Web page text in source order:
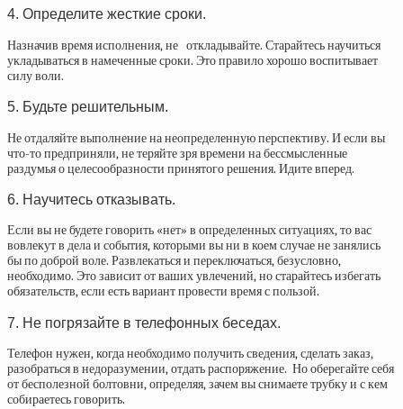
4. Определите жесткие сроки.
Назначив время исполнения, не откладывайте. Старайтесь научиться
укладываться в намеченные сроки. Это правило хорошо воспитывает
силу воли.
5. Будьте решительным.
Не отдаляйте выполнение на неопределенную перспективу. И если вы
что-то предприняли, не теряйте зря времени на бессмысленные
раздумья о целесообразности принятого решения. Идите вперед.
6. Научитесь отказывать.
Если вы не будете говорить «нет» в определенных ситуациях, то вас
вовлекут в дела и события, которыми вы ни в коем случае не занялись
бы по доброй воле. Развлекаться и переключаться, безусловно,
необходимо. Это зависит от ваших увлечений, но старайтесь избегать
обязательств, если есть вариант провести время с пользой.
7. Не погрязайте в телефонных беседах.
Телефон нужен, когда необходимо получить сведения, сделать заказ,
разобраться в недоразумении, отдать распоряжение. Но оберегайте себя
от бесполезной болтовни, определяя, зачем вы снимаете трубку и с кем
собираетесь говорить.